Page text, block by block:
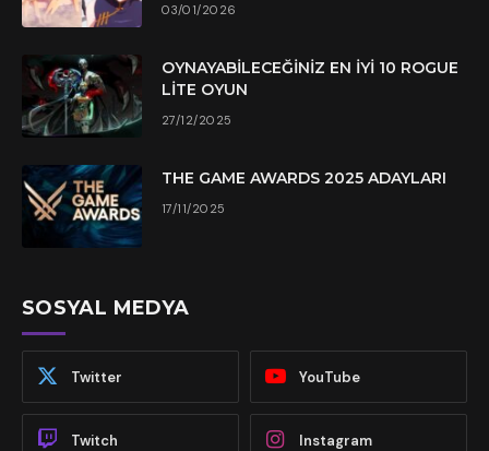
03/01/2026
OYNAYABILECEĞINIZ EN İYI 10 ROGUE
LITE OYUN
27/12/2025
THE GAME AWARDS 2025 ADAYLARI
17/11/2025
SOSYAL MEDYA
Twitter YouTube
Twitch Instagram